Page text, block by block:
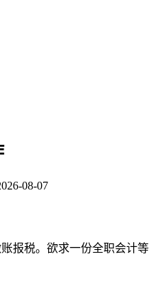
08-07
报税。欲求一份全职会计等